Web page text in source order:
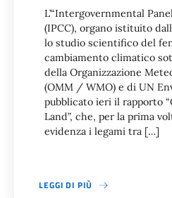
L’“Intergovernmental
(IPCC), organo istituito
lo studio scientifico del
cambiamento climatico
della Organizzazione
(OMM / WMO) e di UN
pubblicato ieri il rapporto
Land”, che, per la prima
evidenza i legami tra […]
LEGGI DI PIÙ